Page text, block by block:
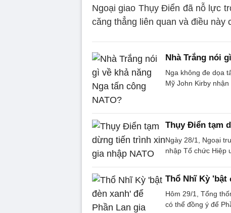
Ngoại giao Thụy Điển đã nỗ lực
căng thẳng liên quan và điều này
Nhà Trắng nói
Nga không đe dọa
Mỹ John Kirby nhận
Thụy Điển tạm
Ngày 28/1, Ngoại
nhập Tổ chức Hiệp
Thổ Nhĩ Kỳ 'bật
Hôm 29/1, Tổng
có thể đồng ý để